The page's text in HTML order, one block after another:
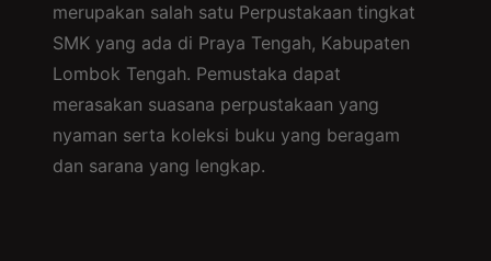
merupakan salah satu Perpustakaan tingkat
SMK yang ada di Praya Tengah, Kabupaten
Lombok Tengah. Pemustaka dapat
merasakan suasana perpustakaan yang
nyaman serta koleksi buku yang beragam
dan sarana yang lengkap.